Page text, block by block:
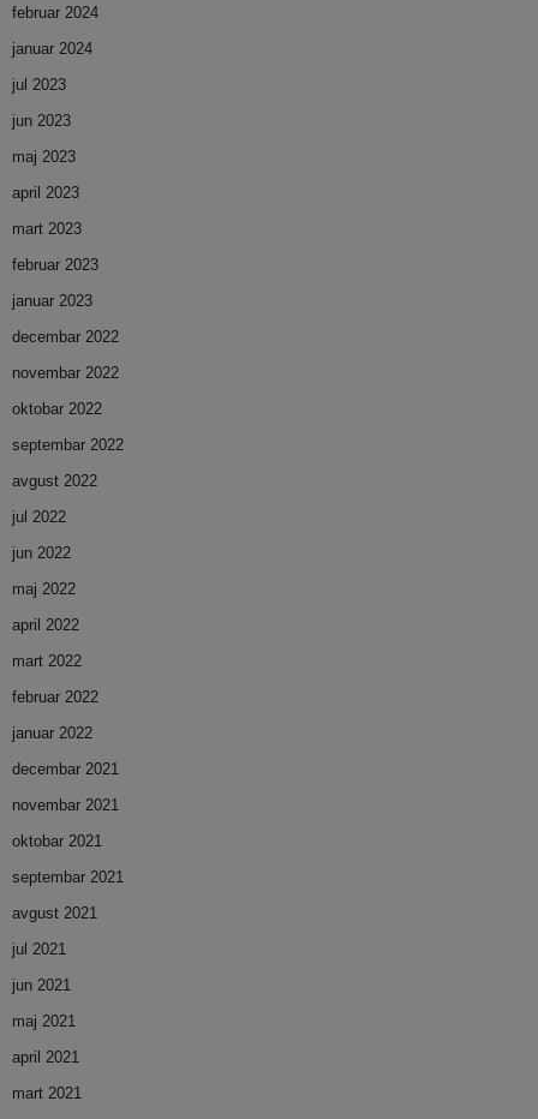
februar 2024
januar 2024
jul 2023
jun 2023
maj 2023
april 2023
mart 2023
februar 2023
januar 2023
decembar 2022
novembar 2022
oktobar 2022
septembar 2022
avgust 2022
jul 2022
jun 2022
maj 2022
april 2022
mart 2022
februar 2022
januar 2022
decembar 2021
novembar 2021
oktobar 2021
septembar 2021
avgust 2021
jul 2021
jun 2021
maj 2021
april 2021
mart 2021